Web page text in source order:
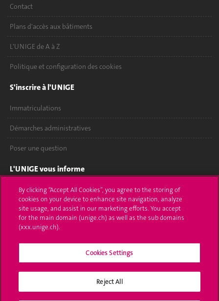
Contact
Plans d'accès aux bâtiments
L'UNIGE de A à Z
Politique et configuration des cookies
S'inscrire à l'UNIGE
Immatriculations
Démarches administratives
Poser une question
L'UNIGE vous informe
UNIGE Mobile
Médias
Offres d'emploi
Calendrier académique
Médias sociaux UNIGE
By clicking “Accept All Cookies”, you agree to the storing of
cookies on your device to enhance site navigation, analyze
site usage, and assist in our marketing efforts. You accept
for the main domain (unige.ch) as well as the sub domains
(xxx.unige.ch).
Cookies Settings
Reject All